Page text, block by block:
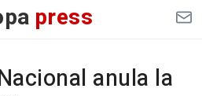
press
anula la